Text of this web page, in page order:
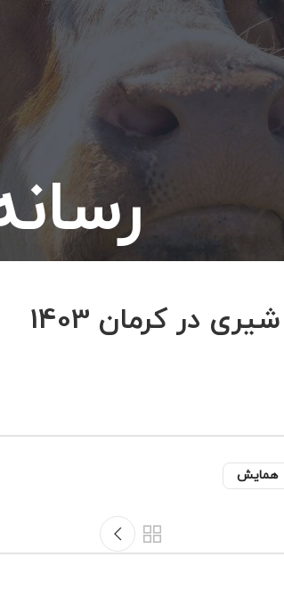
در کرمان 1403
همایش